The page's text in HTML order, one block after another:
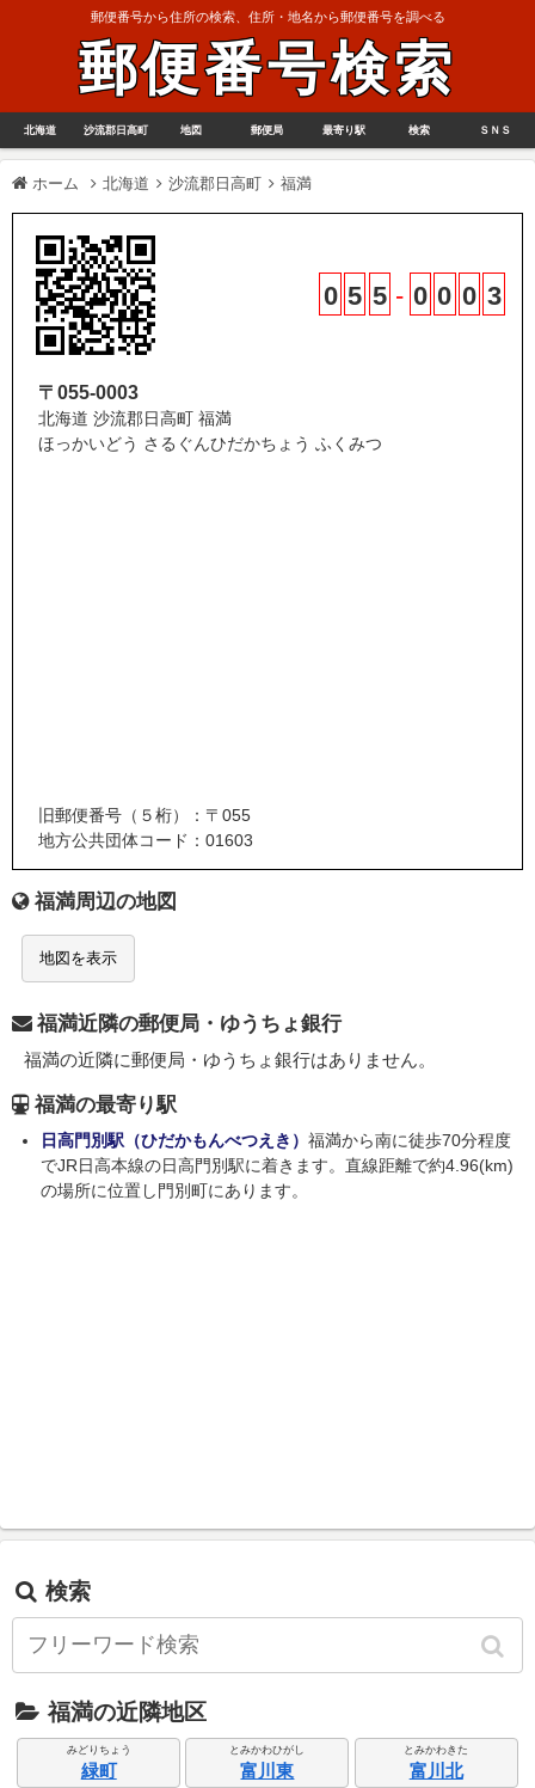
郵便番号から住所の検索、住所・地名から郵便番号を調べる
郵便番号検索
北海道 沙流郡日高町 地図 郵便局 最寄り駅 検索 ＳＮＳ
ホーム 北海道 沙流郡日高町 福満
0 5 5 - 0 0 0 3
〒055-0003
北海道 沙流郡日高町 福満
ほっかいどう さるぐんひだかちょう ふくみつ
旧郵便番号（５桁）：〒055
地方公共団体コード：01603
福満周辺の地図
地図を表示
福満近隣の郵便局・ゆうちょ銀行
福満の近隣に郵便局・ゆうちょ銀行はありません。
福満の最寄り駅
日高門別駅（ひだかもんべつえき） 福満から南に徒歩70分程度
でJR日高本線の日高門別駅に着きます。直線距離で約4.96(km)
の場所に位置し門別町にあります。
検索
福満の近隣地区
みどりちょう
緑町
とみかわひがし
富川東
とみかわきた
富川北